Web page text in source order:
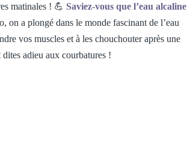
matinales ! 💪 Saviez-vous que l’eau alcaline
on a plongé dans le monde fascinant de l’eau
vos muscles et à les chouchouter après une
adieu aux courbatures !